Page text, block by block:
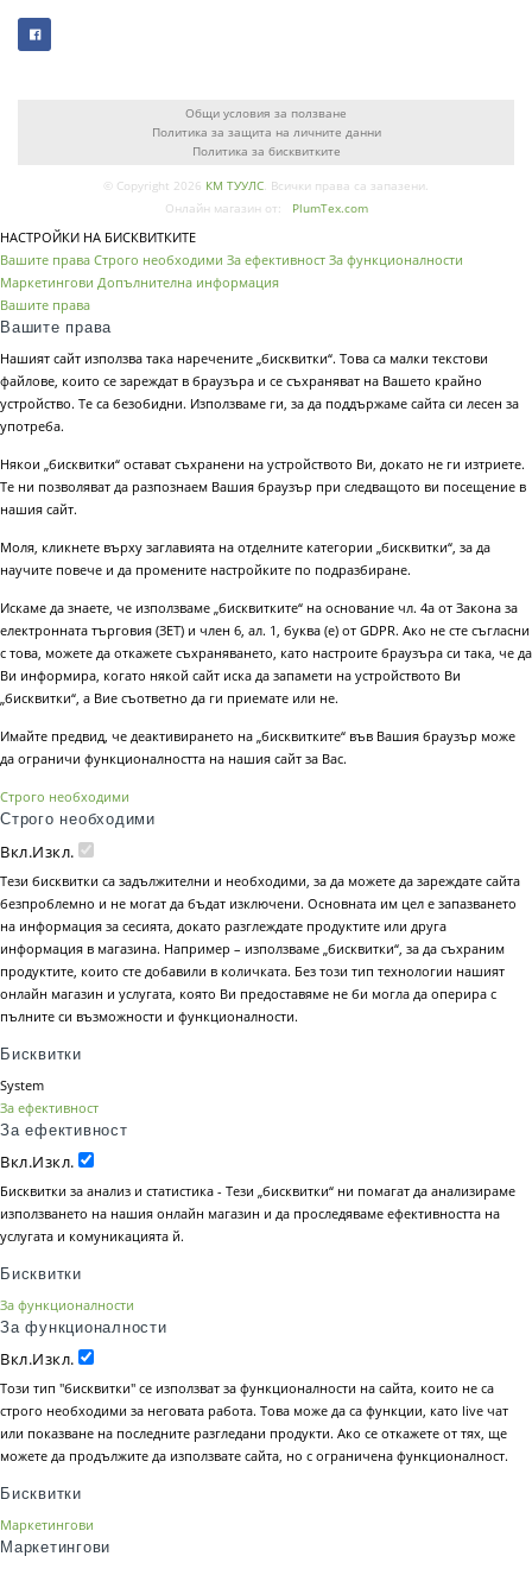
Общи условия за ползване
Политика за защита на личните данни
Политика за бисквитките
© Copyright 2026 КМ ТУУЛС . Всички права са запазени.
Онлайн магазин от:
PlumTex.com
НАСТРОЙКИ НА БИСКВИТКИТЕ
Вашите права Строго необходими За ефективност За функционалности
Маркетингови Допълнителна информация
Вашите права
Вашите права
Нашият сайт използва така наречените „бисквитки“. Това са малки текстови
файлове, които се зареждат в браузъра и се съхраняват на Вашето крайно
устройство. Те са безобидни. Използваме ги, за да поддържаме сайта си лесен за
употреба.
Някои „бисквитки“ остават съхранени на устройството Ви, докато не ги изтриете.
Те ни позволяват да разпознаем Вашия браузър при следващото ви посещение в
нашия сайт.
Моля, кликнете върху заглавията на отделните категории „бисквитки“, за да
научите повече и да промените настройките по подразбиране.
Искаме да знаете, че използваме „бисквитките“ на основание чл. 4а от Закона за
електронната търговия (ЗЕТ) и член 6, ал. 1, буква (е) от GDPR. Ако не сте съгласни
с това, можете да откажете съхраняването, като настроите браузъра си така, че да
Ви информира, когато някой сайт иска да запамети на устройството Ви
„бисквитки“, а Вие съответно да ги приемате или не.
Имайте предвид, че деактивирането на „бисквитките“ във Вашия браузър може
да ограничи функционалността на нашия сайт за Вас.
Строго необходими
Строго необходими
Вкл.Изкл.
Тези бисквитки са задължителни и необходими, за да можете да зареждате сайта
безпроблемно и не могат да бъдат изключени. Основната им цел е запазването
на информация за сесията, докато разглеждате продуктите или друга
информация в магазина. Например – използваме „бисквитки“, за да съхраним
продуктите, които сте добавили в количката. Без този тип технологии нашият
онлайн магазин и услугата, която Ви предоставяме не би могла да оперира с
пълните си възможности и функционалности.
Бисквитки
System
За ефективност
За ефективност
Вкл.Изкл.
Бисквитки за анализ и статистика - Тези „бисквитки“ ни помагат да анализираме
използването на нашия онлайн магазин и да проследяваме ефективността на
услугата и комуникацията й.
Бисквитки
За функционалности
За функционалности
Вкл.Изкл.
Този тип "бисквитки" се използват за функционалности на сайта, които не са
строго необходими за неговата работа. Това може да са функции, като live чат
или показване на последните разгледани продукти. Ако се откажете от тях, ще
можете да продължите да използвате сайта, но с ограничена функционалност.
Бисквитки
Маркетингови
Маркетингови